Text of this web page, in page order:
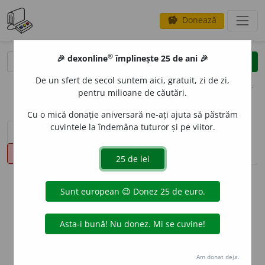
savings Donează
clear
opțiuni
sinteza definițiilor (1) definiții (23)
declinări
info
Aceste definiții sunt compilate de
echipa dexonline. Definițiile
originale se află pe filadefiniții.
Puteți reordona filele pe pagina de
🎉 dexonline® împlinește 25 de ani 🎉
De un sfert de secol suntem aici, gratuit, zi de zi,
pentru milioane de căutări.
Cu o mică donație aniversară ne-ați ajuta să păstrăm
cuvintele la îndemâna tuturor și pe viitor.
Am donat deja.